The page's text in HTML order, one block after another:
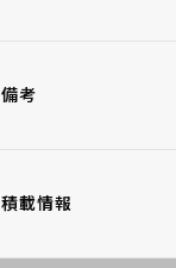
備考
積載情報